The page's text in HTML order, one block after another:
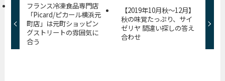
フランス冷凍食品専門店
「Picard/ピカール横浜元
町店」は元町ショッピン
グストリートの雰囲気に
合う
【2019年10月秋〜12月】
秋の味覚たっぷり、サイ
ゼリヤ 間違い探しの答え
合わせ